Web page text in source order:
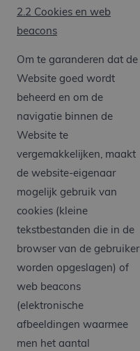
2.2 Cookies en web
beacons
Om te garanderen dat de
Website goed wordt
beheerd en om de
navigatie binnen de
Website te
vergemakkelijken, maakt
de website-eigenaar
mogelijk gebruik van
cookies (kleine
tekstbestanden die in de
browser van de gebruiker
worden opgeslagen) of
web beacons
(elektronische
afbeeldingen waarmee
men het aantal